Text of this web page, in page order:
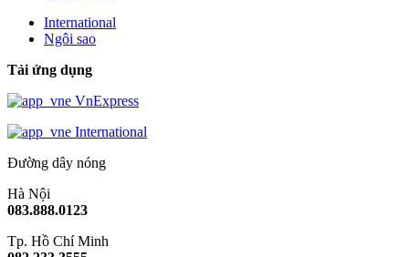
International
Ngôi sao
Tải ứng dụng
VnExpress
International
Đường dây nóng
Hà Nội
083.888.0123
Tp. Hồ Chí Minh